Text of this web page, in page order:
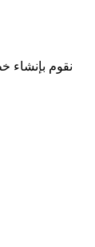
نقوم بإنشاء